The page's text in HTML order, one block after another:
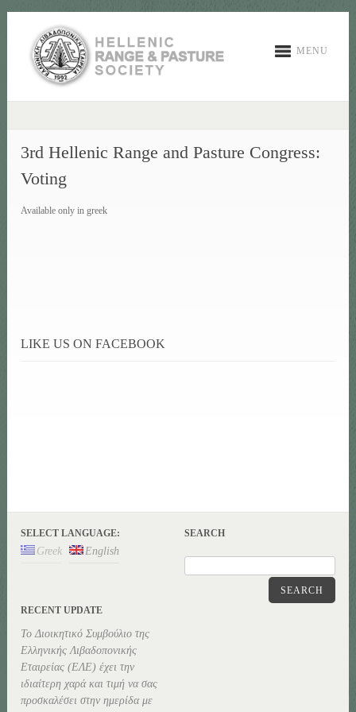
MENU
3rd Hellenic Range and Pasture Congress:
Voting
Available only in greek
LIKE US ON FACEBOOK
SELECT LANGUAGE:
Greek English
SEARCH
SEARCH
RECENT UPDATE
Το Διοικητικό Συμβούλιο της
Ελληνικής Λιβαδοπονικής
Εταιρείας (ΕΛΕ) έχει την
ιδιαίτερη χαρά και τιμή να σας
προσκαλέσει στην ημερίδα με